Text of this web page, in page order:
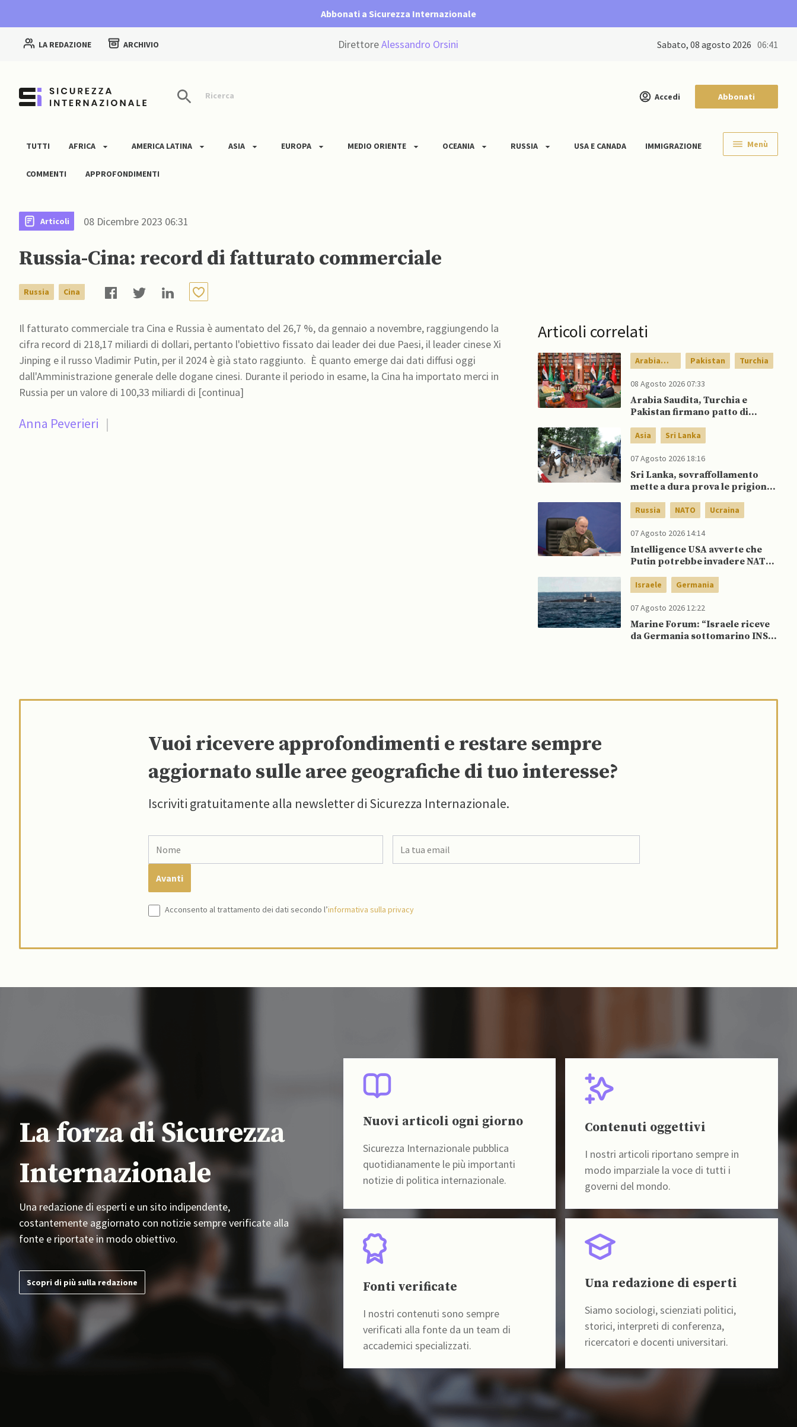
Abbonati a Sicurezza Internazionale
LA REDAZIONE ARCHIVIO DirettoreAlessandro Orsini sabato, 08 agosto 2026 06:41
Ricerca Accedi Abbonati
TUTTI AFRICA AMERICA LATINA ASIA EUROPA MEDIO ORIENTE OCEANIA RUSSIA USA E CANADA IMMIGRAZIONE
COMMENTI APPROFONDIMENTI
Menù
Articoli 08 Dicembre 2023 06:31
Russia-Cina: record di fatturato commerciale
Russia Cina
Il fatturato commerciale tra Cina e Russia è aumentato del 26,7 %, da gennaio a novembre, raggiungendo la
cifra record di 218,17 miliardi di dollari, pertanto l'obiettivo fissato dai leader dei due Paesi, il leader cinese Xi
Jinping e il russo Vladimir Putin, per il 2024 è già stato raggiunto. È quanto emerge dai dati diffusi oggi
dall'Amministrazione generale delle dogane cinesi. Durante il periodo in esame, la Cina ha importato merci in
Russia per un valore di 100,33 miliardi di [continua]
Anna Peverieri |
Articoli correlati
Arabia
Saudita
Pakistan Turchia
08 Agosto 2026 07:33
Arabia Saudita, Turchia e
Pakistan firmano patto di
Asia Sri Lanka
07 Agosto 2026 18:16
Sri Lanka, sovraffollamento
mette a dura prova le prigioni
morti e 23 feriti
Russia NATO Ucraina
07 Agosto 2026 14:14
Intelligence USA avverte che
Putin potrebbe invadere NATO
Ucraina
Israele Germania
07 Agosto 2026 12:22
Marine Forum: “Israele riceve
da Germania sottomarino INS
Vuoi ricevere approfondimenti e restare sempre
aggiornato sulle aree geografiche di tuo interesse?
Iscriviti gratuitamente alla newsletter di Sicurezza Internazionale.
Acconsento al trattamento dei dati secondo l’informativa sulla privacy
La forza di Sicurezza
Internazionale
Una redazione di esperti e un sito indipendente,
costantemente aggiornato con notizie sempre verificate alla
fonte e riportate in modo obiettivo.
Scopri di più sulla redazione
Nuovi articoli ogni giorno
Sicurezza Internazionale pubblica
quotidianamente le più importanti
notizie di politica internazionale.
Contenuti oggettivi
I nostri articoli riportano sempre in
modo imparziale la voce di tutti i
governi del mondo.
Fonti verificate
I nostri contenuti sono sempre
verificati alla fonte da un team di
accademici specializzati.
Una redazione di esperti
Siamo sociologi, scienziati politici,
storici, interpreti di conferenza,
ricercatori e docenti universitari.